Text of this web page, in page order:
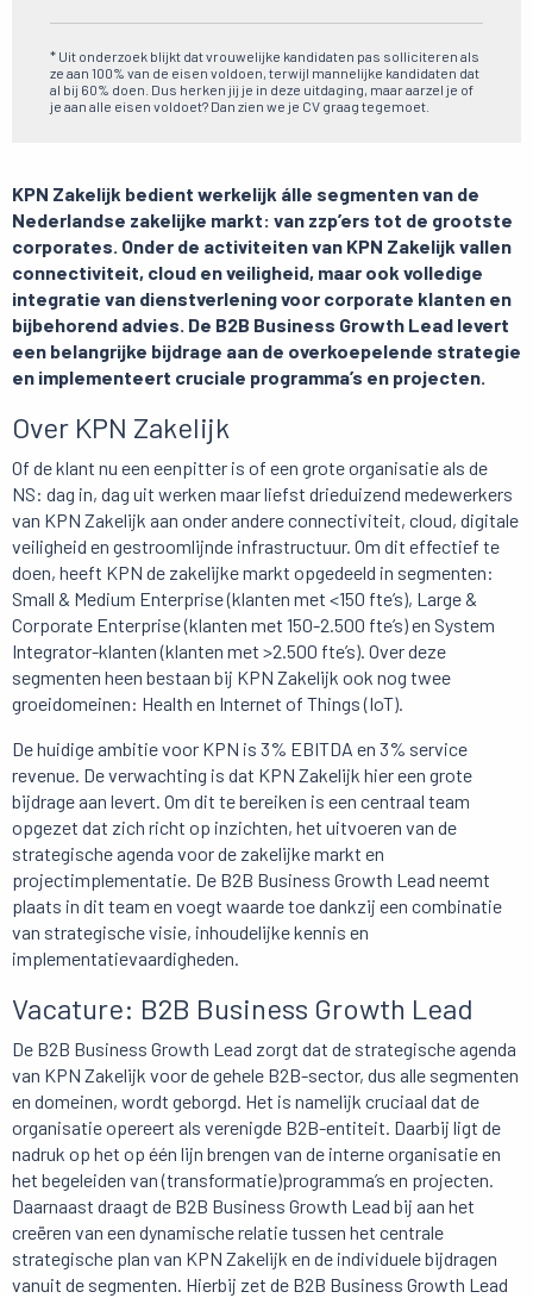
* Uit onderzoek blijkt dat vrouwelijke kandidaten pas solliciteren als
ze aan 100% van de eisen voldoen, terwijl mannelijke kandidaten dat
al bij 60% doen. Dus herken jij je in deze uitdaging, maar aarzel je of
je aan alle eisen voldoet? Dan zien we je CV graag tegemoet.
KPN Zakelijk bedient werkelijk álle segmenten van de
Nederlandse zakelijke markt: van zzp’ers tot de grootste
corporates. Onder de activiteiten van KPN Zakelijk vallen
connectiviteit, cloud en veiligheid, maar ook volledige
integratie van dienstverlening voor corporate klanten en
bijbehorend advies. De B2B Business Growth Lead levert
een belangrijke bijdrage aan de overkoepelende strategie
en implementeert cruciale programma’s en projecten.
Over KPN Zakelijk
Of de klant nu een eenpitter is of een grote organisatie als de
NS: dag in, dag uit werken maar liefst drieduizend medewerkers
van KPN Zakelijk aan onder andere connectiviteit, cloud, digitale
veiligheid en gestroomlijnde infrastructuur. Om dit effectief te
doen, heeft KPN de zakelijke markt opgedeeld in segmenten:
Small & Medium Enterprise (klanten met <150 fte’s), Large &
Corporate Enterprise (klanten met 150-2.500 fte’s) en System
Integrator-klanten (klanten met >2.500 fte’s). Over deze
segmenten heen bestaan bij KPN Zakelijk ook nog twee
groeidomeinen: Health en Internet of Things (IoT).
De huidige ambitie voor KPN is 3% EBITDA en 3% service
revenue. De verwachting is dat KPN Zakelijk hier een grote
bijdrage aan levert. Om dit te bereiken is een centraal team
opgezet dat zich richt op inzichten, het uitvoeren van de
strategische agenda voor de zakelijke markt en
projectimplementatie. De B2B Business Growth Lead neemt
plaats in dit team en voegt waarde toe dankzij een combinatie
van strategische visie, inhoudelijke kennis en
implementatievaardigheden.
Vacature: B2B Business Growth Lead
De B2B Business Growth Lead zorgt dat de strategische agenda
van KPN Zakelijk voor de gehele B2B-sector, dus alle segmenten
en domeinen, wordt geborgd. Het is namelijk cruciaal dat de
organisatie opereert als verenigde B2B-entiteit. Daarbij ligt de
nadruk op het op één lijn brengen van de interne organisatie en
het begeleiden van (transformatie)programma’s en projecten.
Daarnaast draagt de B2B Business Growth Lead bij aan het
creëren van een dynamische relatie tussen het centrale
strategische plan van KPN Zakelijk en de individuele bijdragen
vanuit de segmenten. Hierbij zet de B2B Business Growth Lead